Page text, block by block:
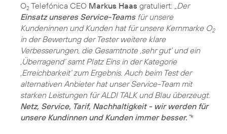
O2 Telefónica CEO Markus Haas gratuliert: „Der
Einsatz unseres Service-Teamsfür unsere
Kundeninnen und Kunden hat für unsere Kernmarke O2
in der Bewertung der Tester weitere klare
Verbesserungen, die Gesamtnote ‚sehr gut‘ und ein
‚Überragend‘ samt Platz Eins in der Kategorie
‚Erreichbarkeit‘ zum Ergebnis. Auch beim Test der
alternativen Anbieter hat unser Service-Team mit
starken Leistungen für ALDI TALK und Blau überzeugt.
Netz, Service, Tarif, Nachhaltigkeit - wir werden für
unsere Kundinnen und Kunden immer besser. “*